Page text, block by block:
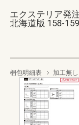
エクステリア発
北海道版 158-
梱包明細表 加工無し